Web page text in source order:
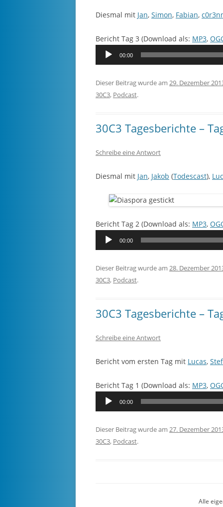
Diesmal mit Jan, Simon, Fabian,
Bericht Tag 3 (Download als: MP3,
Audio-
00:00
Dieser Beitrag wurde am 29. Dezember
30C3, Podcast.
30C3 Tagesberichte –
Schreibe eine Antwort
Diesmal mit Jan, Jakob (Todescast),
Bericht Tag 2 (Download als: MP3,
Audio-
00:00
Dieser Beitrag wurde am 28. Dezember
30C3, Podcast.
30C3 Tagesberichte –
Schreibe eine Antwort
Bericht vom ersten Tag mit Lucas,
Bericht Tag 1 (Download als: MP3,
Audio-
00:00
Dieser Beitrag wurde am 27. Dezember
30C3, Podcast.
Alle